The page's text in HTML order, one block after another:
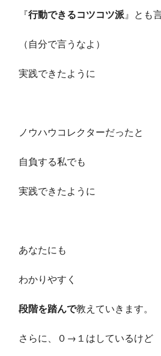
『行動できるコツコツ派 』とも
（自分で言うなよ）
実践できたように
ノウハウコレクターだったと
自負する私でも
実践できたように
あなたにも
わかりやすく
段階を踏んで教えていきます。
さらに、０→１はしているけど